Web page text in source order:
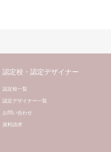
認定校・認定デザイナー
認定校一覧
認定デザイナー一覧
お問い合わせ
資料請求